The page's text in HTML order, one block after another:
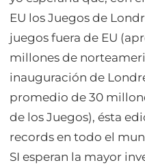
EU los Juegos de
juegos fuera de EU
millones de
inauguración de
promedio de 30
de los Juegos), ésta
records en todo el
SI esperan la mayor